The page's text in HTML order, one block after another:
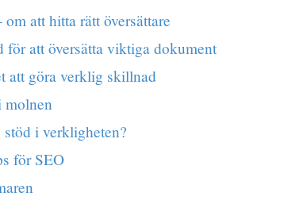
att hitta rätt översättare
för att översätta viktiga dokument
att göra verklig skillnad
molnen
i verkligheten?
för SEO